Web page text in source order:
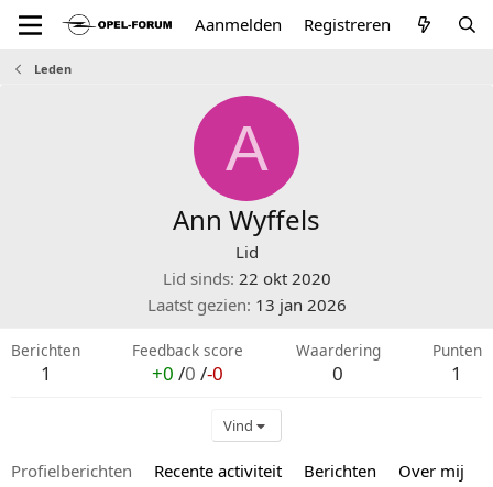
Aanmelden Registreren
Leden
A
Ann Wyffels
Lid
Lid sinds 22 okt 2020
Laatst gezien 13 jan 2026
Berichten
1
Feedback score
+0 /0 /-0
Waardering
0
Punten
1
Vind
Profielberichten Recente activiteit Berichten Over mij